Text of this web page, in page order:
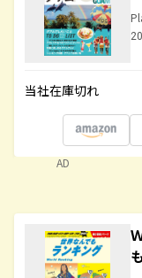
当社在庫切れ
AD